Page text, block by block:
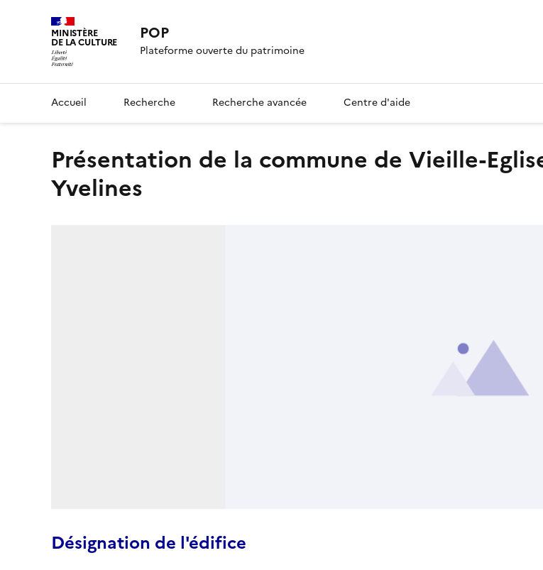
MINISTÈRE
DE LA CULTURE POP
Plateforme ouverte du patrimoine
Accueil Recherche Recherche avancée Centre d'aide
présentation de la commune de Vieille-Eglise-en-
Yvelines
Désignation de l'édifice